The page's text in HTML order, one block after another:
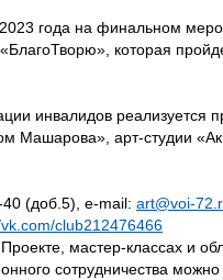
года на финальном
которая
инвалидов реализуется
Машарова», арт-студии
(доб.5), e-mail: art@voi-
club212476466
мастер-классах и
сотрудничества можно